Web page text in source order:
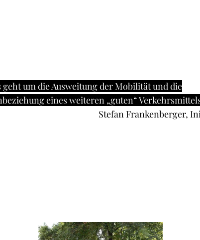
geht um die Ausweitung der Mobilität und die
eines weiteren „guten“
Stefan Frankenberger,